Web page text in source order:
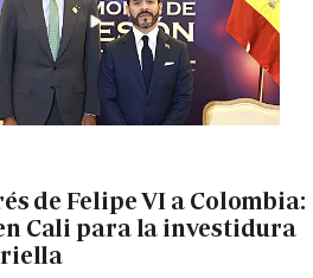
de Felipe VI a Colombia:
Cali para la investidura